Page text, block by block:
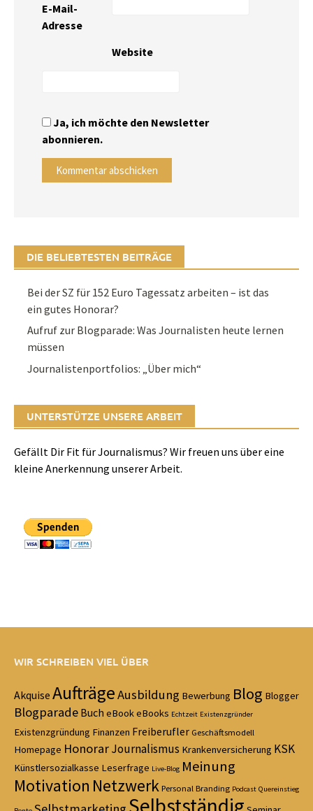
E-Mail-
Adresse
Website
Ja, ich möchte den Newsletter
abonnieren.
DIE BELIEBTESTEN BEITRÄGE
Bei der SZ für 152 Euro Tagessatz arbeiten – ist das
ein gutes Honorar?
Aufruf zur Blogparade: Was Journalisten heute lernen
müssen
Journalistenportfolios: „Über mich“
UNTERSTÜTZE UNSERE ARBEIT
Gefällt Dir Fit für Journalismus? Wir freuen uns über eine
kleine Anerkennung unserer Arbeit.
WIR SCHREIBEN VIEL ÜBER
Akquise AufträgeAusbildung Bewerbung Blog Blogger
Blogparade Buch eBookeBooks Echtzeit Existenzgründer
Existenzgründung Finanzen Freiberufler Geschäftsmodell
Homepage HonorarJournalismus Krankenversicherung KSK
Künstlersozialkasse Leserfrage Live-Blog Meinung
Motivation NetzwerkPersonal Branding Podcast Quereinstieg
Selbstständig